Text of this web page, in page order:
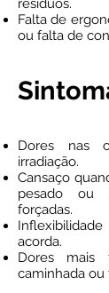
resíduos.
Falta de
ou falta de
Dores nas
irradiação.
Cansaço
pesado ou
forçadas.
acorda.
Dores mais
caminhada ou